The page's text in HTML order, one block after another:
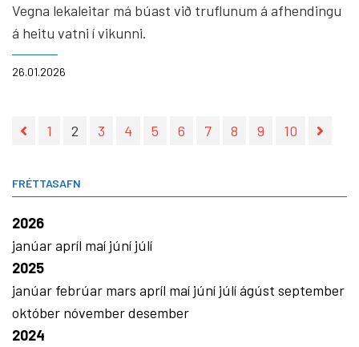
26.01.2026
Vegna lekaleitar má búast við truflunum á afhendingu
á heitu vatni í vikunni.
1 2 3 4 5 6 7 8 9 10
FRÉTTASAFN
2026
janúarapríl maí júní júlí
2025
janúar febrúar mars apríl maí júní júlíágúst september
október nóvemberdesember
2024